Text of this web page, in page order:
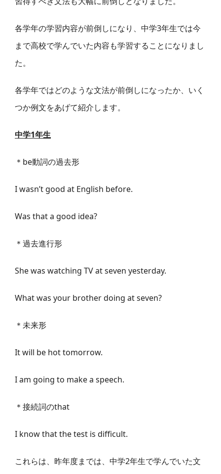
各学年の学習内容が前倒しになり、中学3年生では今
まで高校で学んでいた内容も学習することになりまし
た。
各学年ではどのような文法が前倒しになったか、いく
つか例文をあげて紹介します。
中学1年生
＊be動詞の過去形
I wasn’t good at English before.
Was that a good idea?
＊過去進行形
She was watching TV at seven yesterday.
What was your brother doing at seven?
＊未来形
It will be hot tomorrow.
I am going to make a speech.
＊接続詞のthat
I know that the test is difficult.
これらは、昨年度までは、中学2年生で学んでいた文